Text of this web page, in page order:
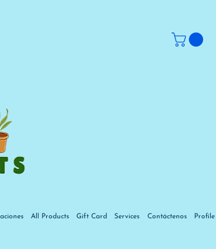
All Products Gift Card Services Contáctenos Profile